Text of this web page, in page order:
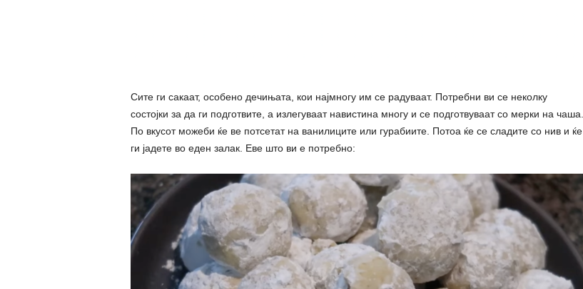
Сите ги сакаат, особено дечињата, кои најмногу им се радуваат. Потребни ви се неколку
состојки за да ги подготвите, а излегуваат навистина многу и се подготвуваат со мерки на чаша.
По вкусот можеби ќе ве потсетат на ванилиците или гурабиите. Потоа ќе се сладите со нив и ќе
ги јадете во еден залак. Еве што ви е потребно: